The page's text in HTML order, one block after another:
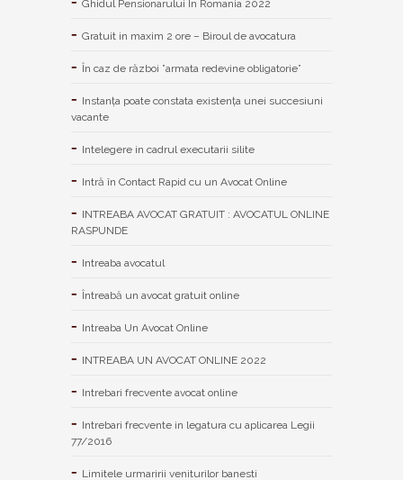
Ghidul Pensionarului In Romania 2022
Gratuit in maxim 2 ore – Biroul de avocatura
În caz de război ”armata redevine obligatorie”
Instanța poate constata existenţa unei succesiuni
vacante
Intelegere in cadrul executarii silite
Intră în Contact Rapid cu un Avocat Online
INTREABA AVOCAT GRATUIT : AVOCATUL ONLINE
RASPUNDE
Intreaba avocatul
Întreabă un avocat gratuit online
Intreaba Un Avocat Online
INTREABA UN AVOCAT ONLINE 2022
Intrebari frecvente avocat online
Intrebari frecvente in legatura cu aplicarea Legii
77/2016
Limitele urmaririi veniturilor banesti